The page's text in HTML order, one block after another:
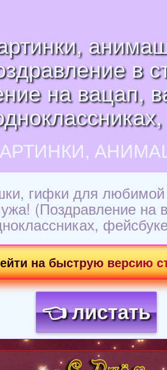
в
на вацап,
гифки для
(Поздравление на
на быструю версию
👈 листать
Загрузка картинки...